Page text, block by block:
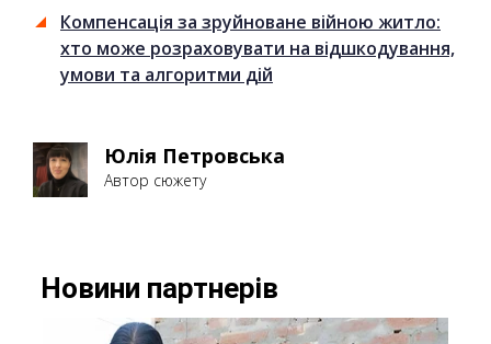
Компенсація за зруйноване війною житло:
хто може розраховувати на відшкодування,
умови та алгоритми дій
Юлія Петровська
Автор сюжету